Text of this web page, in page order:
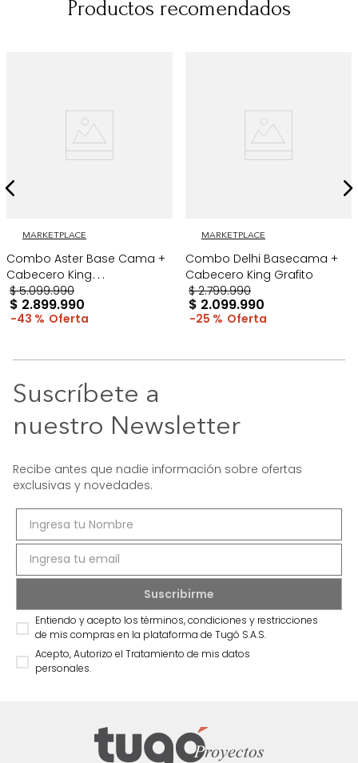
Productos recomendados
MARKETPLACE
Combo Aster Base Cama +
Cabecero King
Taupe/Madera
$ 5.099.990
$ 2.899.990
43 %
MARKETPLACE
Combo Delhi Basecama +
Cabecero King Grafito
$ 2.799.990
$ 2.099.990
25 %
Suscríbete a
nuestro Newsletter
Recibe antes que nadie información sobre ofertas
exclusivas y novedades.
Entiendo y acepto los términos, condiciones y restricciones
de mis compras en la plataforma de Tugó S.A.S.
Acepto, Autorizo el Tratamiento de mis datos
personales.